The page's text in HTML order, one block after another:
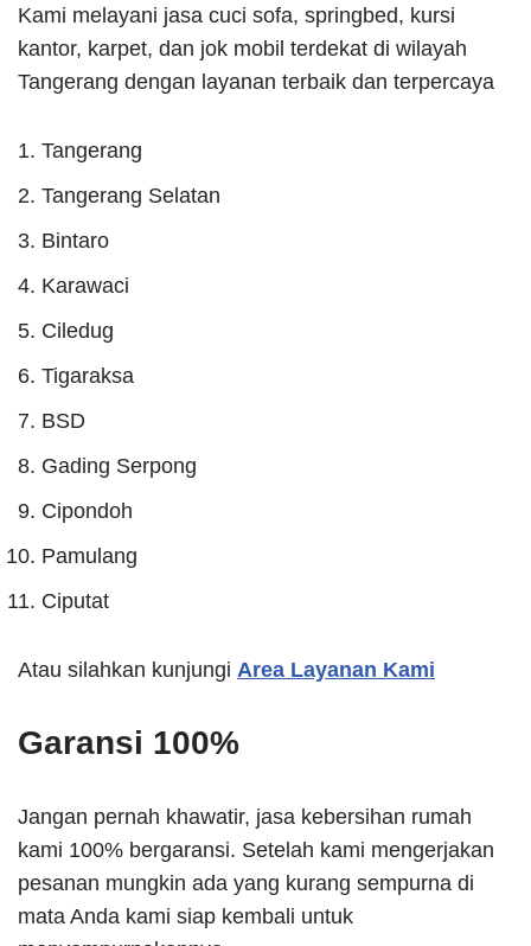
Kami melayani jasa cuci sofa, springbed, kursi
kantor, karpet, dan jok mobil terdekat di wilayah
Tangerang dengan layanan terbaik dan terpercaya
Tangerang
Tangerang Selatan
Bintaro
Karawaci
Ciledug
Tigaraksa
BSD
Gading Serpong
Cipondoh
Pamulang
Ciputat
Atau silahkan kunjungi Area Layanan Kami
Garansi 100%
Jangan pernah khawatir, jasa kebersihan rumah
kami 100% bergaransi. Setelah kami mengerjakan
pesanan mungkin ada yang kurang sempurna di
mata Anda kami siap kembali untuk